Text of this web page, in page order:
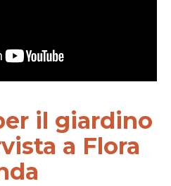
il giardino
a Flora